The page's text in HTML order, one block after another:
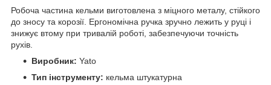
Робоча частина кельми виготовлена з міцного металу, стійкого
до зносу та корозії. Ергономічна ручка зручно лежить у руці і
знижує втому при тривалій роботі, забезпечуючи точність
рухів.
Виробник: Yato
Тип інструменту: кельма штукатурна